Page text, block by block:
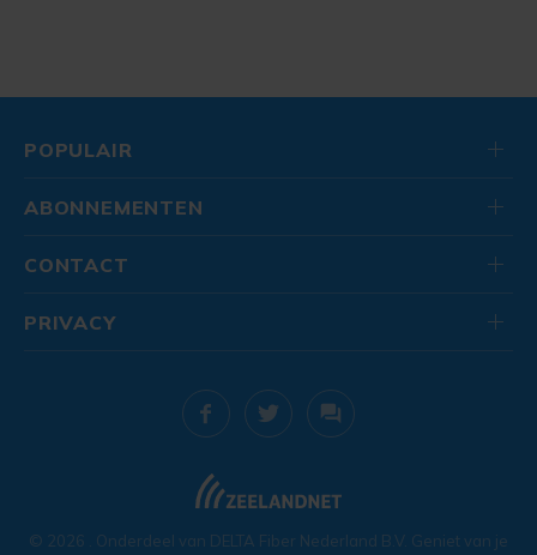
POPULAIR
ABONNEMENTEN
CONTACT
© 2026 . Onderdeel van DELTA Fiber Nederland B.V. Geniet van je
PRIVACY